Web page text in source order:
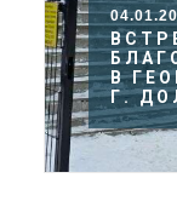
В
Г.